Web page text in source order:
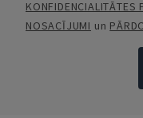
KONFIDENCIALITĀTES
NOSACĪJUMI un